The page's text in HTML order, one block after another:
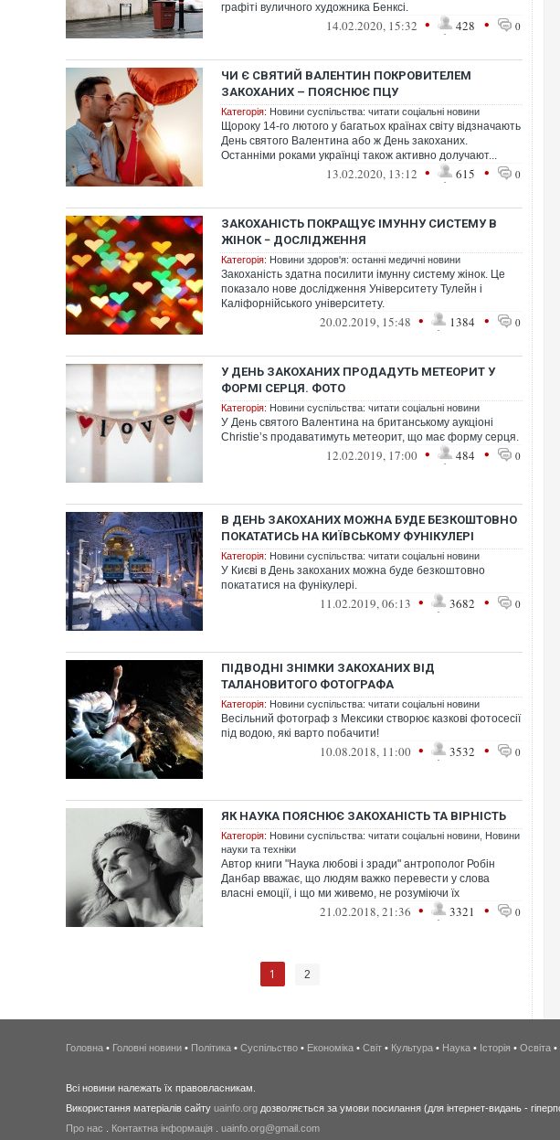
графіті вуличного художника Бенксі.
14.02.2020, 15:32 • 428 • 0
ЧИ Є СВЯТИЙ ВАЛЕНТИН ПОКРОВИТЕЛЕМ
ЗАКОХАНИХ – ПОЯСНЮЄ ПЦУ
Категорія: Новини суспільства: читати соціальні новини
Щороку 14-го лютого у багатьох країнах світу відзначають
День святого Валентина або ж День закоханих.
Останніми роками українці також активно долучают...
13.02.2020, 13:12 • 615 • 0
ЗАКОХАНІСТЬ ПОКРАЩУЄ ІМУННУ СИСТЕМУ В
ЖІНОК − ДОСЛІДЖЕННЯ
Категорія: Новини здоров'я: останні медичні новини
Закоханість здатна посилити імунну систему жінок. Це
показало нове дослідження Університету Тулейн і
Каліфорнійського університету.
20.02.2019, 15:48 • 1384 • 0
У ДЕНЬ ЗАКОХАНИХ ПРОДАДУТЬ МЕТЕОРИТ У
ФОРМІ СЕРЦЯ. ФОТО
Категорія: Новини суспільства: читати соціальні новини
У День святого Валентина на британському аукціоні
Christieʼs продаватимуть метеорит, що має форму серця.
12.02.2019, 17:00 • 484 • 0
В ДЕНЬ ЗАКОХАНИХ МОЖНА БУДЕ БЕЗКОШТОВНО
ПОКАТАТИСЬ НА КИЇВСЬКОМУ ФУНІКУЛЕРІ
Категорія: Новини суспільства: читати соціальні новини
У Києві в День закоханих можна буде безкоштовно
покататися на фунікулері.
11.02.2019, 06:13 • 3682 • 0
ПІДВОДНІ ЗНІМКИ ЗАКОХАНИХ ВІД
ТАЛАНОВИТОГО ФОТОГРАФА
Категорія: Новини суспільства: читати соціальні новини
Весільний фотограф з Мексики створює казкові фотосесії
під водою, які варто побачити!
10.08.2018, 11:00 • 3532 • 0
ЯК НАУКА ПОЯСНЮЄ ЗАКОХАНІСТЬ ТА ВІРНІСТЬ
Категорія: Новини суспільства: читати соціальні новини Новини
науки та техніки
Автор книги "Наука любові і зради" антрополог Робін
Данбар вважає, що людям важко перевести у слова
власні емоції, і що ми живемо, не розуміючи їх
21.02.2018, 21:36 • 3321 • 0
1 2
Головна • Головні новини • Політика • Суспільство • Економіка • Світ • Культура • Наука • Історія • Освіта •
Всі новини належать їх правовласникам.
Використання матеріалів сайту uainfo.org дозволяється за умови посилання (для інтернет-видань -
Про нас
Контактна інформація uainfo.org@gmail.com